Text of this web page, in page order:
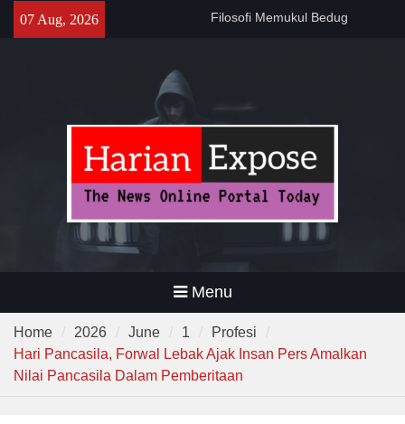
07 Aug, 2026
141 Tahun Stasiun Slawi : “Dari
Narkoba di Sekolah Kebayoran
Lama, DPR Minta Diusut
Tuntas
Filosofi Memukul Bedug
Sebelum Sholat Jum’at
Menu
Home 2026 June 1
Profesi
Hari Pancasila, Forwal Lebak Ajak Insan Pers Amalkan
Nilai Pancasila Dalam Pemberitaan